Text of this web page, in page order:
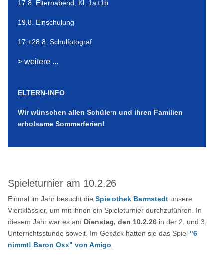
17.8. Elternabend, Kl. 1a+1b
19.8. Einschulung
17.+28.8. Schulfotograf
> weitere ...
ELTERN-INFO
Wir wünschen allen Schülern und ihren Familien
erholsame Sommerferien!
Spieleturnier am 10.2.26
Einmal im Jahr besucht dieSpielothek Barmstedt unsere
Viertklässler, um mit ihnen ein Spieleturnier durchzuführen. In
diesem Jahr war es am Dienstag, den 10.2.26 in der 2. und 3.
Unterrichtsstunde soweit. Im Gepäck hatten sie das Spiel "6
nimmt! Baron Oxx" von Amigo